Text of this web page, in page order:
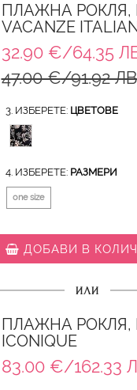
ПЛАЖНА РОКЛЯ,
VACANZE
32.90 €/64.35
47.00 €/91.92
3. ИЗБЕРЕТЕ: ЦВЕТОВЕ
4. ИЗБЕРЕТЕ: РАЗМЕРИ
one size
ДОБАВИ В
ИЛИ
ПЛАЖНА РОКЛЯ,
ICONIQUE
83.00 €/162.33